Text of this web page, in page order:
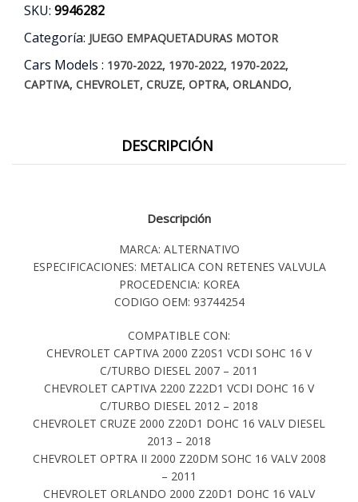
07/18
cantidad
SKU: 9946282
Categoría: JUEGO EMPAQUETADURAS MOTOR
Cars Models : 1970-2022, 1970-2022, 1970-2022,
CAPTIVA, CHEVROLET, CRUZE, OPTRA, ORLANDO,
DESCRIPCIÓN
Descripción
MARCA: ALTERNATIVO
ESPECIFICACIONES: METALICA CON RETENES VALVULA
PROCEDENCIA: KOREA
CODIGO OEM: 93744254
COMPATIBLE CON:
CHEVROLET CAPTIVA 2000 Z20S1 VCDI SOHC 16 V
C/TURBO DIESEL 2007 – 2011
CHEVROLET CAPTIVA 2200 Z22D1 VCDI DOHC 16 V
C/TURBO DIESEL 2012 – 2018
CHEVROLET CRUZE 2000 Z20D1 DOHC 16 VALV DIESEL
2013 – 2018
CHEVROLET OPTRA II 2000 Z20DM SOHC 16 VALV 2008
– 2011
CHEVROLET ORLANDO 2000 Z20D1 DOHC 16 VALV